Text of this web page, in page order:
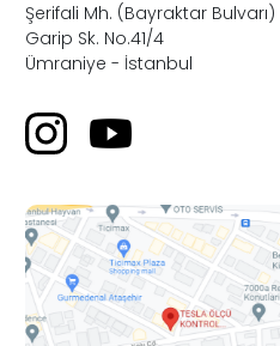
Şerifali Mh. (Bayraktar Bulvarı)
Garip Sk. No.41/4
Ümraniye - İstanbul